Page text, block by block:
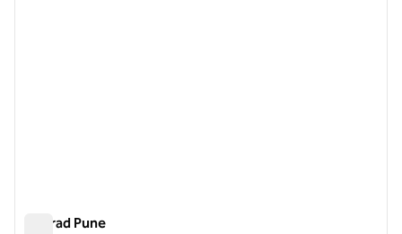
Conrad Pune